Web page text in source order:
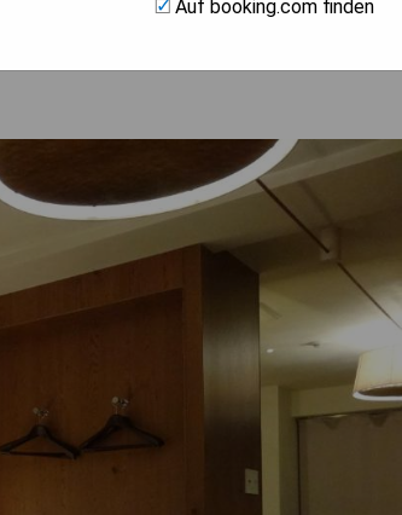
Auf booking.com finden